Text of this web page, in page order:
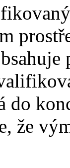
do
že